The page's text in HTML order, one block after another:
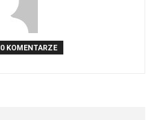
0 KOMENTARZE